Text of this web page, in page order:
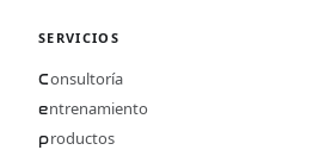
SERVICIOS
Consultoría
entrenamiento
productos